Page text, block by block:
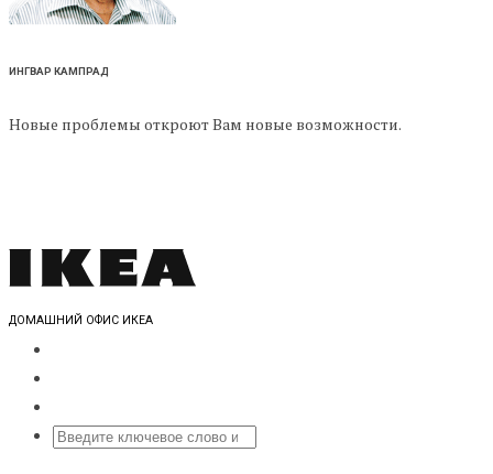
ИНГВАР КАМПРАД
Новые проблемы откроют Вам новые возможности.
ДОМАШНИЙ ОФИС ИКЕА